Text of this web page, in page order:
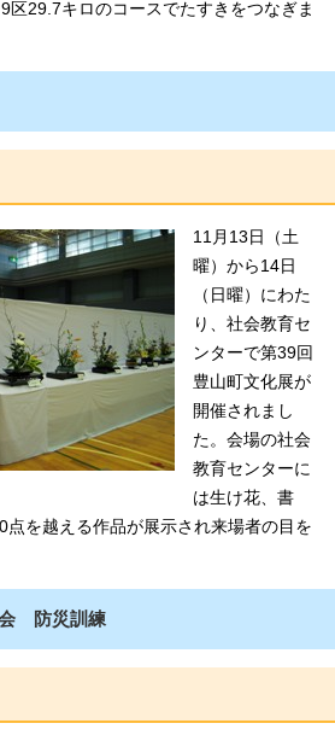
区29.7キロのコースでたすきをつなぎま
11月13日（土
曜）から14日
（日曜）にわた
り、社会教育セ
ンターで第39回
豊山町文化展が
開催されまし
た。会場の社会
教育センターに
は生け花、書
を越える作品が展示され来場者の目を
会 防災訓練